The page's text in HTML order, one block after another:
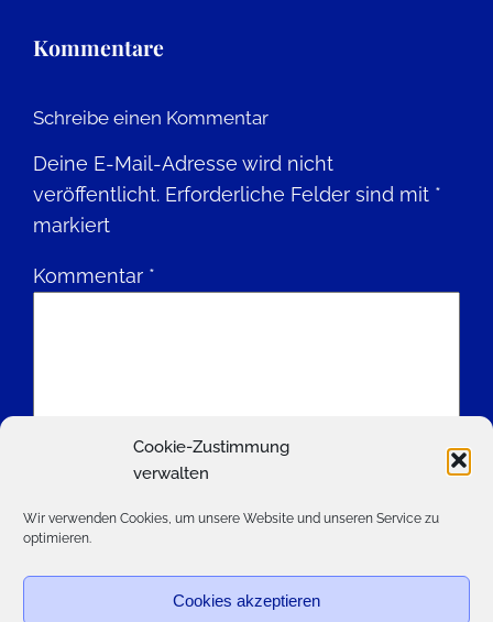
Cookie-Zustimmung
verwalten
Wir verwenden Cookies, um unsere Website und unseren Service zu
optimieren.
Cookies akzeptieren
Kommentare
Schreibe einen Kommentar
Deine E-Mail-Adresse wird nicht
veröffentlicht. Erforderliche Felder sind mit *
markiert
Kommentar *
E-Mail-Adresse